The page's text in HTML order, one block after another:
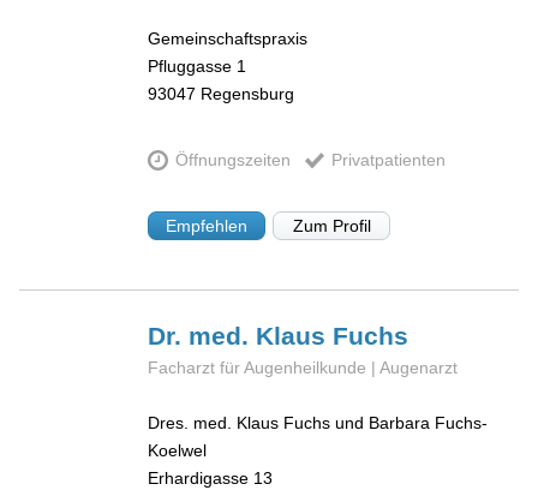
Gemeinschaftspraxis
Pfluggasse 1
93047 Regensburg
Öffnungszeiten Privatpatienten
Empfehlen Zum Profil
Dr. med. Klaus Fuchs
Facharzt für Augenheilkunde | Augenarzt
Dres. med. Klaus Fuchs und Barbara Fuchs-
Koelwel
Erhardigasse 13